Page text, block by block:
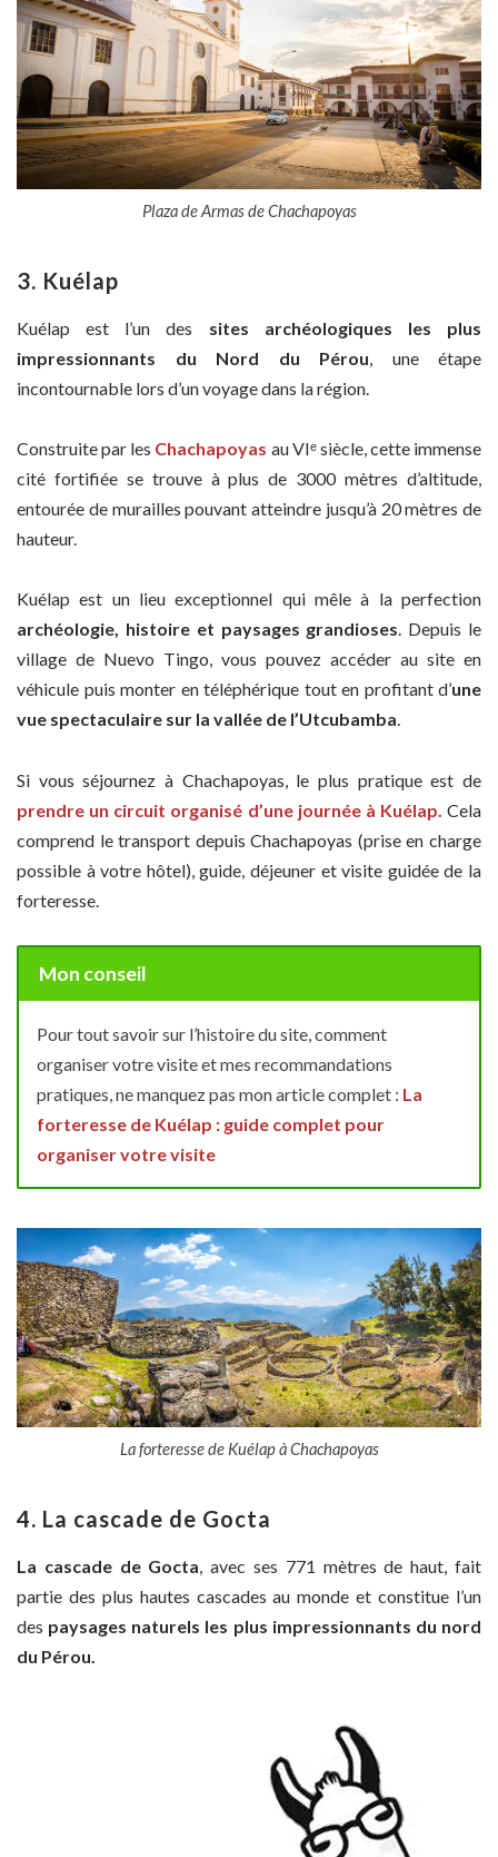
Plaza de Armas de Chachapoyas
3. Kuélap
Kuélap est l’un des sites archéologiques les plus
impressionnants du Nord du Pérou , une étape
incontournable lors d’un voyage dans la région.
Construite par les Chachapoyas au VIᵉ siècle, cette immense
cité fortifiée se trouve à plus de 3000 mètres d’altitude,
entourée de murailles pouvant atteindre jusqu’à 20 mètres de
hauteur.
Kuélap est un lieu exceptionnel qui mêle à la perfection
archéologie, histoire et paysages grandioses. Depuis le
village de Nuevo Tingo, vous pouvez accéder au site en
véhicule puis monter en téléphérique tout en profitant d’une
vue spectaculaire sur la vallée de l’Utcubamba.
Si vous séjournez à Chachapoyas, le plus pratique est de
prendre un circuit organisé d’une journée à Kuélap. Cela
comprend le transport depuis Chachapoyas (prise en charge
possible à votre hôtel), guide, déjeuner et visite guidée de la
forteresse.
Mon conseil
Pour tout savoir sur l’histoire du site, comment
organiser votre visite et mes recommandations
pratiques, ne manquez pas mon article complet : La
forteresse de Kuélap : guide complet pour
organiser votre visite
La forteresse de Kuélap à Chachapoyas
4. La cascade de Gocta
La cascade de Gocta, avec ses 771 mètres de haut, fait
partie des plus hautes cascades au monde et constitue l’un
des paysages naturels les plus impressionnants du nord
du Pérou.